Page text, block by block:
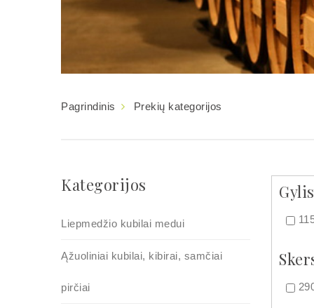
Pagrindinis Prekių kategorijos
Kategorijos
Liepmedžio kubilai medui
Ąžuoliniai kubilai, kibirai, samčiai
pirčiai